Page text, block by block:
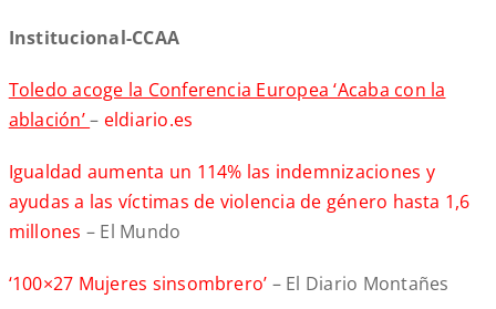
Institucional-CCAA
Toledo acoge la Conferencia Europea ‘Acaba con la
ablación’– eldiario.es
Igualdad aumenta un 114% las indemnizaciones y
ayudas a las víctimas de violencia de género hasta 1,6
millones – El Mundo
‘100×27 Mujeres sinsombrero’ – El Diario Montañes